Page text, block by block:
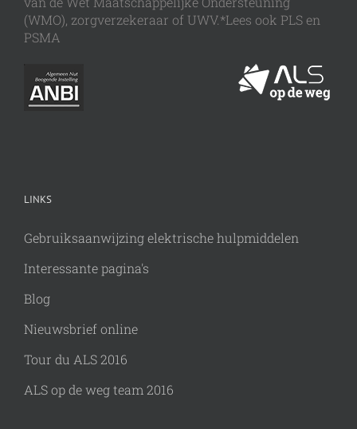
(WMO), zorgverzekeraar of UWV.*Lees ook PLS en
PSMA
LINKS
Gebruiksaanwijzing elektrische hulpmiddelen
Interessante pagina's
Blog
Nieuwsbrief online
Tour du ALS 2016
ALS op de weg team 2016